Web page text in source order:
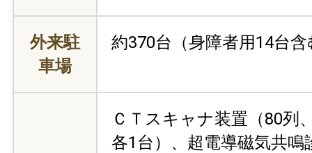
外来駐
車場
約370台（身障者用14台含
ＣＴスキャナ装置（80列
各1台）、超電導磁気共鳴